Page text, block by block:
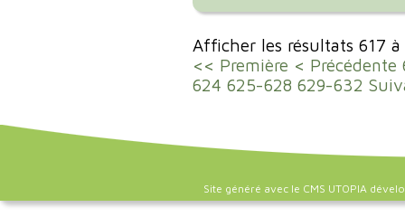
Afficher les résultats 617
<< Première < Précédente
624 625-628 629-632
Site généré avec le CMS UTOPIA